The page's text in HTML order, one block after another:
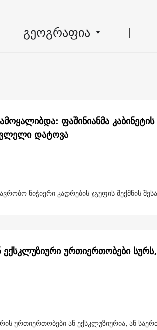
გეოგრაფია
ფაშინიანმა კაბინეტის
დატოვა
ნიჭიერი კადრების ჯგუფის შექმნის
ურთიერთობები
ურთიერთობები ან ექსკლუზიურია, ან